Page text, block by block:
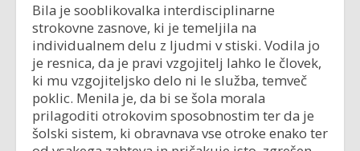
Bila je sooblikovalka interdisciplinarne
strokovne zasnove, ki je temeljila na
individualnem delu z ljudmi v stiski. Vodila jo
je resnica, da je pravi vzgojitelj lahko le človek,
ki mu vzgojiteljsko delo ni le služba, temveč
poklic. Menila je, da bi se šola morala
prilagoditi otrokovim sposobnostim ter da je
šolski sistem, ki obravnava vse otroke enako ter